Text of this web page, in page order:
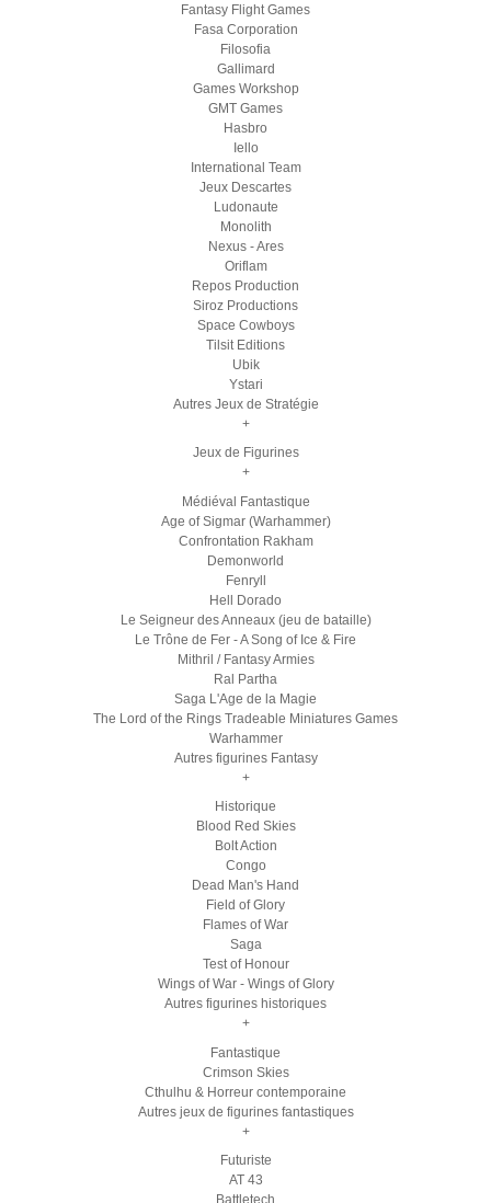
Fantasy Flight Games
Fasa Corporation
Filosofia
Gallimard
Games Workshop
GMT Games
Hasbro
Iello
International Team
Jeux Descartes
Ludonaute
Monolith
Nexus - Ares
Oriflam
Repos Production
Siroz Productions
Space Cowboys
Tilsit Editions
Ubik
Ystari
Autres Jeux de Stratégie
+
Jeux de Figurines
+
Médiéval Fantastique
Age of Sigmar (Warhammer)
Confrontation Rakham
Demonworld
Fenryll
Hell Dorado
Le Seigneur des Anneaux (jeu de bataille)
Le Trône de Fer - A Song of Ice & Fire
Mithril / Fantasy Armies
Ral Partha
Saga L'Age de la Magie
The Lord of the Rings Tradeable Miniatures Games
Warhammer
Autres figurines Fantasy
+
Historique
Blood Red Skies
Bolt Action
Congo
Dead Man's Hand
Field of Glory
Flames of War
Saga
Test of Honour
Wings of War - Wings of Glory
Autres figurines historiques
+
Fantastique
Crimson Skies
Cthulhu & Horreur contemporaine
Autres jeux de figurines fantastiques
+
Futuriste
AT 43
Battletech